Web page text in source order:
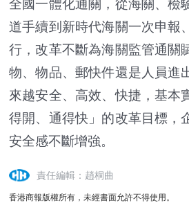
全國一體化通關，從海關、檢
道手續到新時代海關一次申報
行，改革不斷為海關監管通關
物、物品、郵快件還是人員進
來越安全、高效、快捷，基本
得開、通得快」的改革目標，
安全感不斷增強。
責任編輯：趙桐曲
香港商報版權所有，未經書面允許不得使用。